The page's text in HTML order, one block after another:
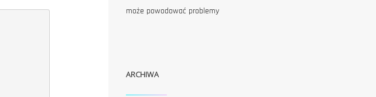
może powodować problemy
ARCHIWA